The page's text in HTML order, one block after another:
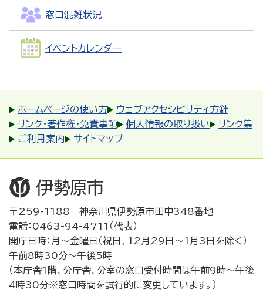
窓口混雑状況
イベントカレンダー
ホームページの使い方
ウェブアクセシビリティ方針
リンク・著作権・免責事項
個人情報の取り扱い
リンク集
ご利用案内
サイトマップ
〒259-1188 神奈川県伊勢原市田中348番地
電話：0463-94-4711（代表）
開庁日時：月～金曜日（祝日、12月29日～1月3日を除く）
午前8時30分～午後5時
（本庁舎1階、分庁舎、分室の窓口受付時間は午前9時～午後
4時30分※窓口時間を試行的に変更しています。）